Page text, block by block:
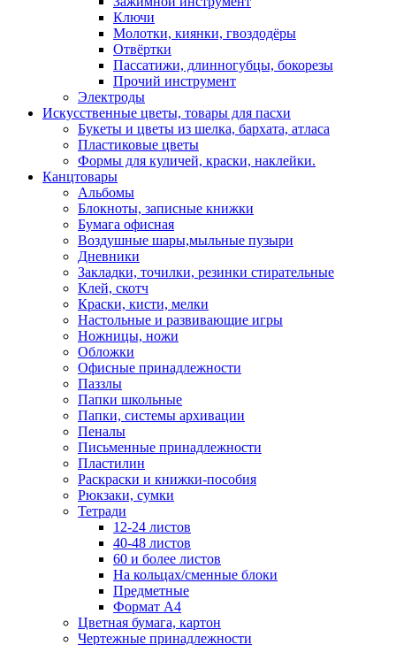
Ключи
Молотки, киянки, гвоздодёры
Отвёртки
Пассатижи, длинногубцы, бокорезы
Прочий инструмент
Электроды
Искусственные цветы, товары для пасхи
Букеты и цветы из шелка, бархата, атласа
Пластиковые цветы
Формы для куличей, краски, наклейки.
Канцтовары
Альбомы
Блокноты, записные книжки
Бумага офисная
Воздушные шары,мыльные пузыри
Дневники
Закладки, точилки, резинки стирательные
Клей, скотч
Краски, кисти, мелки
Настольные и развивающие игры
Ножницы, ножи
Обложки
Офисные принадлежности
Паззлы
Папки школьные
Папки, системы архивации
Пеналы
Письменные принадлежности
Пластилин
Раскраски и книжки-пособия
Рюкзаки, сумки
Тетради
12-24 листов
40-48 листов
60 и более листов
На кольцах/сменные блоки
Предметные
Формат А4
Цветная бумага, картон
Чертежные принадлежности